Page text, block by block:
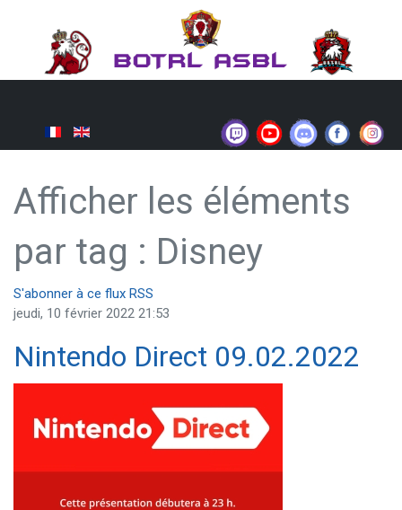
Afficher les éléments
par tag : Disney
S'abonner à ce flux RSS
jeudi, 10 février 2022 21:53
Nintendo Direct 09.02.2022